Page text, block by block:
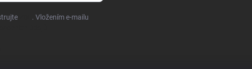
. Vložením e-mailu